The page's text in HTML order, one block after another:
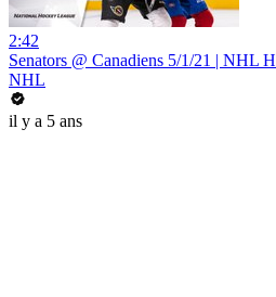
2:42
Senators @ Canadiens 5/1/21 | NHL
NHL
il y a 5 ans